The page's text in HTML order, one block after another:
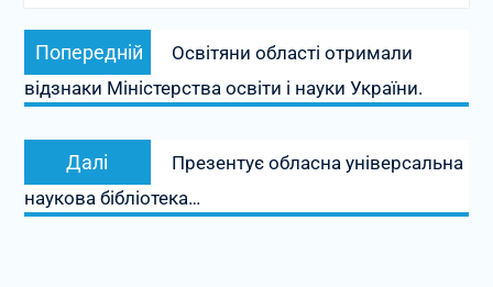
Навігація
записів
Попередній
Попередній
запис:
Освітяни області отримали
відзнаки Міністерства освіти і науки України.
Далі
запис:
Презентує обласна універсальна
наукова бібліотека…